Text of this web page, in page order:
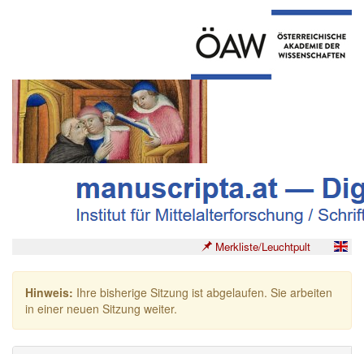
Merkliste/Leuchtpult
Hinweis: Ihre bisherige Sitzung ist abgelaufen. Sie arbeiten
in einer neuen Sitzung weiter.